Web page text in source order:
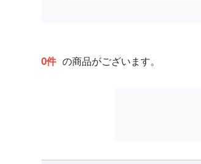
0件 の商品がございます。